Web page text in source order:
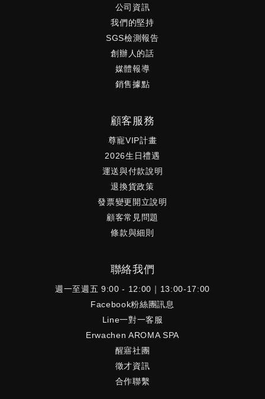
公司資訊
我們的堅持
SGS檢測報告
創辦人的話
媒體報導
銷售據點
顧客服務
尊寵VIP計畫
2026生日禮遇
運送與付款說明
退換貨政策
發票變更開立說明
顧客常見問題
條款與細則
聯絡我們
週一至週五 9:00 - 12:00｜13:00-17:00
Facebook粉絲團訊息
Line一對一客服
Erwachen AROMA SPA
醒寤社團
徵才資訊
合作聯繫